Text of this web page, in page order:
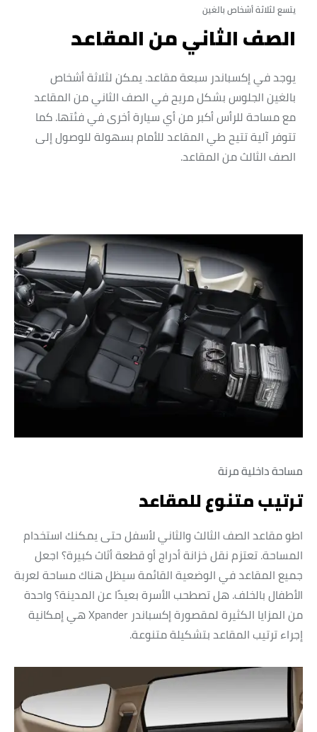
يتسع لثلاثة أشخاص بالغين
الصف الثاني من المقاعد
يوجد في إكسباندر سبعة مقاعد. يمكن لثلاثة أشخاص
بالغين الجلوس بشكل مريح في الصف الثاني من المقاعد
مع مساحة للرأس أكبر من أي سيارة أخرى في فئتها. كما
تتوفر آلية تتيح طي المقاعد للأمام بسهولة للوصول إلى
الصف الثالث من المقاعد.
مساحة داخلية مرنة
ترتيب متنوع للمقاعد
اطو مقاعد الصف الثالث والثاني لأسفل حتى يمكنك استخدام
المساحة. تعتزم نقل خزانة أدراج أو قطعة أثاث كبيرة؟ اجعل
جميع المقاعد في الوضعية القائمة سيظل هناك مساحة لعربة
الأطفال بالخلف. هل تصطحب الأسرة بعيدًا عن المدينة؟ واحدة
من المزايا الكثيرة لمقصورة إكسباندر Xpander هي إمكانية
إجراء ترتيب المقاعد بتشكيلة متنوعة.